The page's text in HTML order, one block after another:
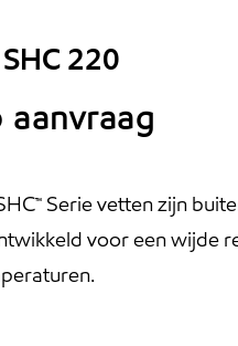
220
aanvraag
Serie vetten zijn
voor een wijde